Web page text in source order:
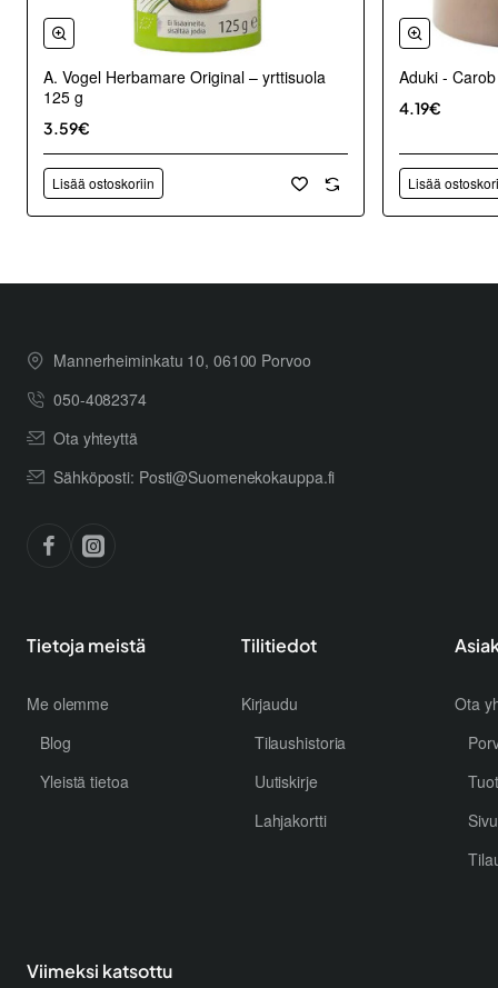
A. Vogel Herbamare Original – yrttisuola
125 g
3.59€
Lisää ostoskoriin
Aduki -
4.19€
Lisää
Mannerheiminkatu 10, 06100 Porvoo
050-4082374
Ota yhteyttä
Sähköposti: Posti@Suomenekokauppa.fi
Tietoja meistä
Me olemme
Blog
Yleistä tietoa
Tilitiedot
Kirjaudu
Tilaushistoria
Uutiskirje
Lahjakortti
Ota
Viimeksi katsottu